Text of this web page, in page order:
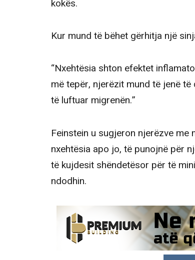
kokës.
Kur mund të bëhet gërhitja një
“Nxehtësia shton efektet
më tepër, njerëzit mund të jenë
të luftuar migrenën.”
Feinstein u sugjeron njerëzve me
nxehtësia apo jo, të punojnë për
të kujdesit shëndetësor për të
ndodhin.